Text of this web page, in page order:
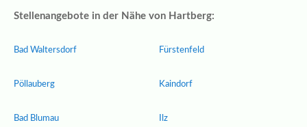
Stellenangebote in der Nähe von Hartberg:
Bad Waltersdorf
Pöllauberg
Bad Blumau
Fürstenfeld
Kaindorf
Ilz